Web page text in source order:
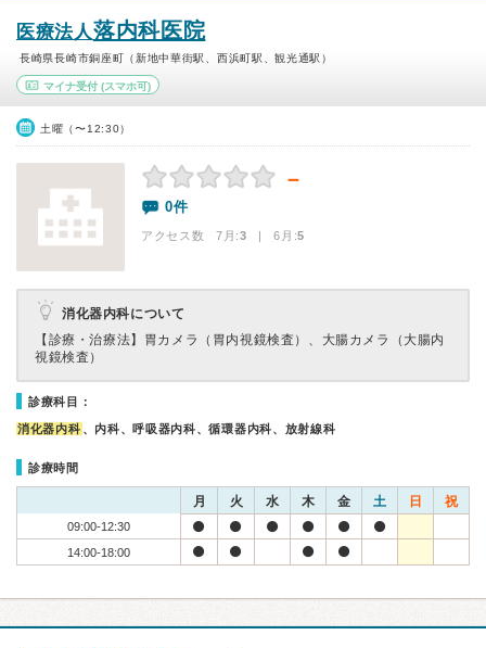
医療法人落内科医院
長崎県長崎市銅座町（新地中華街駅、西浜町駅、観光通駅）
マイナ受付 (スマホ可)
土曜（〜12:30）
－
0件
アクセス数 7月:3 | 6月:5
消化器内科について
【診療・治療法】 胃カメラ（胃内視鏡検査）、大腸カメラ（大腸内
視鏡検査）
診療科目：
消化器内科 、内科、呼吸器内科、循環器内科、放射線科
診療時間
月 火 水 木 金 土 日 祝
09:00-12:30
14:00-18:00